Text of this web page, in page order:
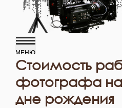
Стоимость
фотографа
дне рождения